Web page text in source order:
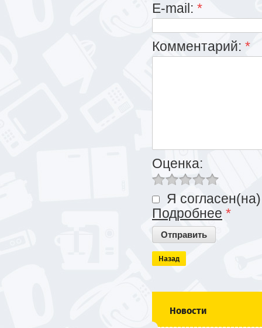
E-mail: *
Комментарий: *
Оценка:
Я
Подробнее *
Назад
Новости